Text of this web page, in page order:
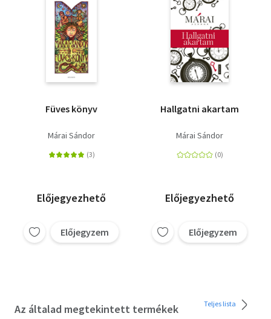
Füves könyv
Márai Sándor
Előjegyezhető
Előjegyzem
Hallgatni akartam
Márai Sándor
Előjegyezhető
Előjegyzem
Az általad megtekintett termékek Teljes lista